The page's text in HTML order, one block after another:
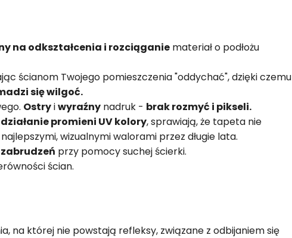
na odkształcenia i rozciąganie materiał o podłożu
ścianom Twojego pomieszczenia "oddychać", dzięki czemu
się wilgoć.
Ostryiwyraźny nadruk - brak rozmyć i pikseli.
promieni UV kolory, sprawiają, że tapeta nie
wizualnymi walorami przez długie lata.
przy pomocy suchej ścierki.
ścian.
na której nie powstają refleksy, związane z odbijaniem się